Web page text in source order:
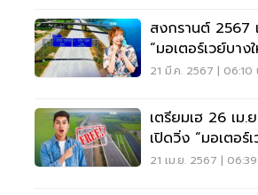
สงกรานต์ 2567 เปิดวิ่งฟรี
“มอเตอร์เวย์บา
4 วัน
21 มี.ค. 2567 | 06:10
เตรียมเฮ 26 เม.
เปิดวิ่ง “มอเตอ
กาญจนบุรี” ฟรี
21 เม.ย. 2567 |